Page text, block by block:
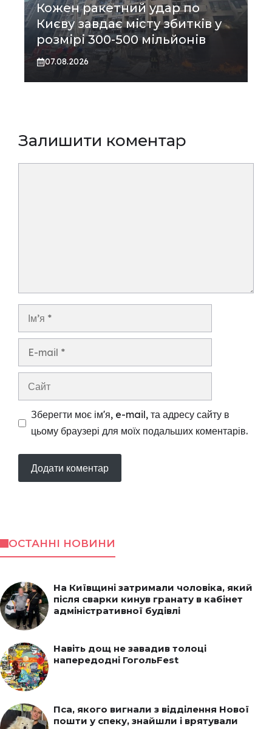
Кожен ракетний удар по
Києву завдає місту збитків у
розмірі 300-500 мільйонів
07.08.2026
Залишити коментар
Ім’я
Сайт
Зберегти моє ім'я, e-mail, та адресу сайту в
цьому браузері для моїх подальших коментарів.
ОСТАННІ НОВИНИ
На Київщині затримали чоловіка, який
після сварки кинув гранату в кабінет
адміністративної будівлі
Навіть дощ не завадив толоці
напередодні ГогольFest
Пса, якого вигнали з відділення Нової
пошти у спеку, знайшли і врятували